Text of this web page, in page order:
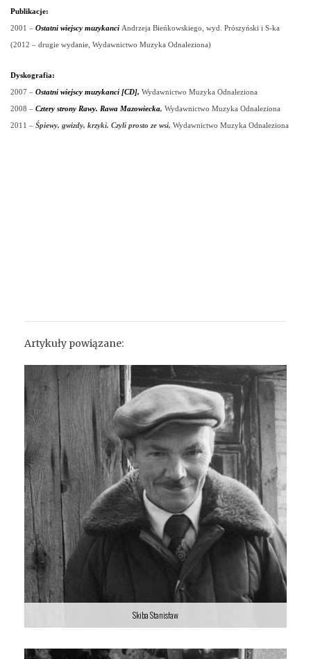
Publikacje:
2001 – Ostatni wiejscy muzykanci Andrzeja Bieńkowskiego, wyd. Prószyński i S-ka
(2012 – drugie wydanie, Wydawnictwo Muzyka Odnaleziona)
Dyskografia:
2007 – Ostatni wiejscy muzykanci [CD], Wydawnictwo Muzyka Odnaleziona
2008 – Cztery strony Rawy. Rawa Mazowiecka, Wydawnictwo Muzyka Odnaleziona
2011 – Śpiewy, gwizdy, krzyki. Czyli prosto ze wsi, Wydawnictwo Muzyka Odnaleziona
Artykuły powiązane:
Skiba Stanisław
Skiba Stanisław